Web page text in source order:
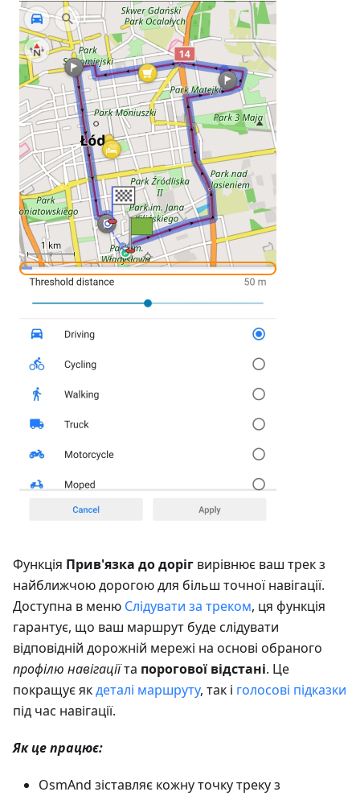
Функція Прив'язка до доріг вирівнює ваш трек з
найближчою дорогою для більш точної навігації.
Доступна в меню Слідувати за треком, ця функція
гарантує, що ваш маршрут буде слідувати
відповідній дорожній мережі на основі обраного
профілю навігаціїта порогової відстані. Це
покращує якдеталі маршруту, так і голосові підказки
під час навігації.
Як це працює:
OsmAnd зіставляє кожну точку треку з